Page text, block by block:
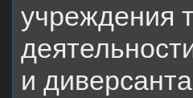
учреждения
и